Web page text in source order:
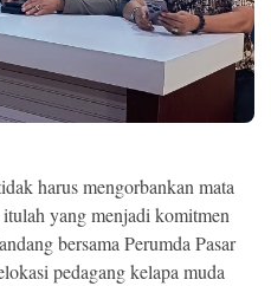
harus mengorbankan mata
yang menjadi komitmen
bersama Perumda Pasar
pedagang kelapa muda